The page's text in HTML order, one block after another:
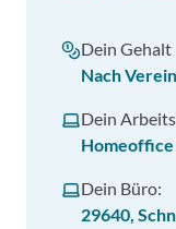
Dein Gehalt
Nach
Dein
Dein Büro:
29640,